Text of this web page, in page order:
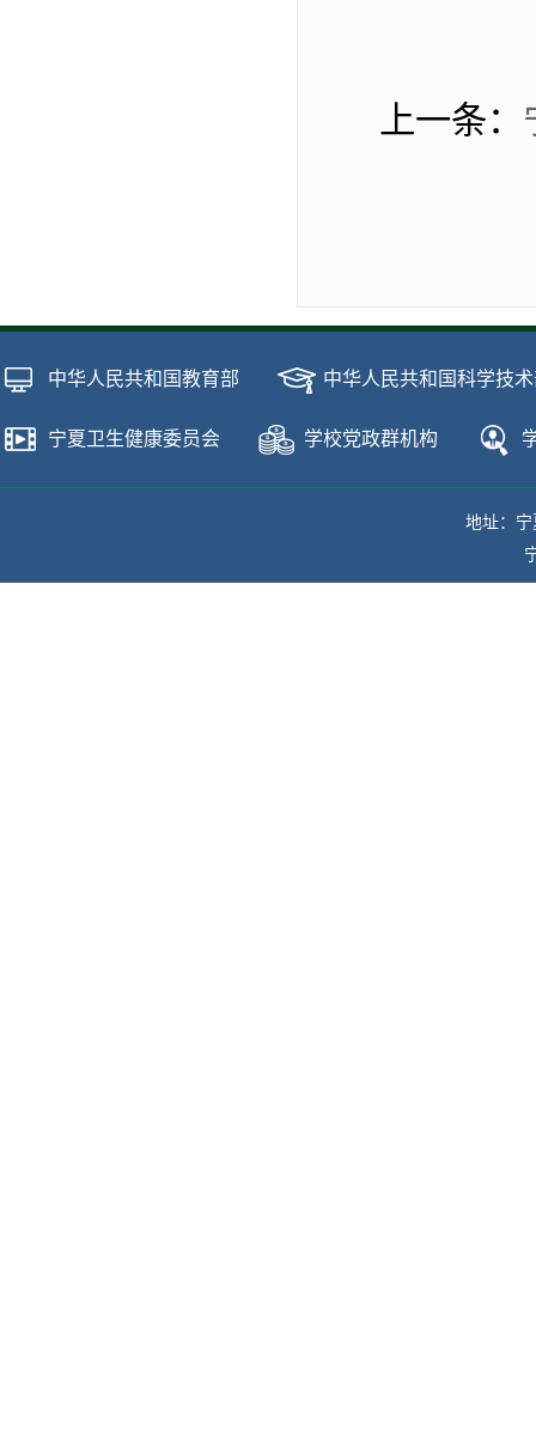
上一条：
中华人民共和国教育部 中华人民共和国科学技
宁夏卫生健康委员会 学校党政群机构
地址：